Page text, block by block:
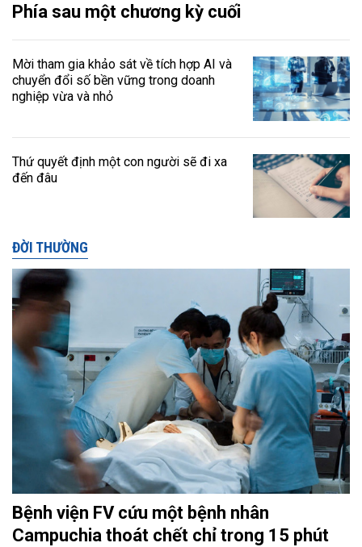
Phía sau một chương kỳ cuối
Mời tham gia khảo sát về tích hợp AI và
chuyển đổi số bền vững trong doanh
nghiệp vừa và nhỏ
Thứ quyết định một con người sẽ đi xa
đến đâu
ĐỜI THƯỜNG
Bệnh viện FV cứu một bệnh nhân
Campuchia thoát chết chỉ trong 15 phút